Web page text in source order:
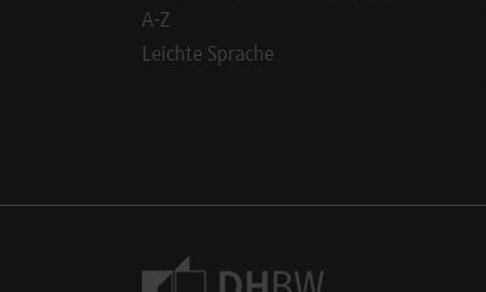
A-Z
Leichte Sprache